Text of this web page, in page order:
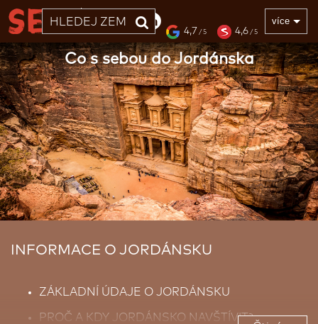
33 LET více
4,7 / 5 4,6 / 5
Co s sebou do Jordánska
INFORMACE O JORDÁNSKU
ZÁKLADNÍ ÚDAJE O JORDÁNSKU
PROČ A KDY JORDÁNSKO NAVŠTÍVIT?